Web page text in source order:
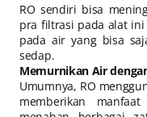
RO sendiri bisa
pra filtrasi pada alat
pada air yang bisa
sedap.
Memurnikan Air
Umumnya, RO
memberikan